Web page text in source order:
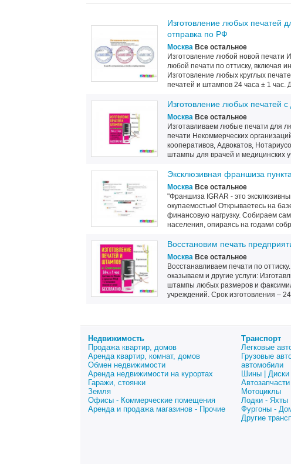
Изготовление любых печатей
отправка по РФ
Москва Все остальное
Изготовление любой новой
любой печати по оттиску, включая
Изготовление любых круглых
печатей и штампов 24 часа ± 1 час.
Изготовление любых печатей с
Москва Все остальное
Изготавливаем любые печати для
печати Некоммерческих
кооперативов, Адвокатов,
штампы для врачей и медицинских
Эксклюзивная франшиза
Москва Все остальное
"Франшиза IGRAR - это
окупаемостью! Открываетесь на
финансовую нагрузку. Собираем
населения, опираясь на годами
Восстановим печать
Москва Все остальное
Восстанавливаем печати по
оказываем и другие услуги:
штампы любых размеров и
учреждений. Срок изготовления –
Недвижимость
Продажа квартир, домов
Аренда квартир, комнат, домов
Обмен недвижимости
Аренда недвижимости на курортах
Гаражи, стоянки
Земля
Офисы - Коммерческие помещения
Аренда и продажа магазинов - Прочие
Транспорт
Легковые
Грузовые
автомобили
Шины | Диски
Автозапчасти
Мотоциклы
Лодки - Яхты
Фургоны -
Другие